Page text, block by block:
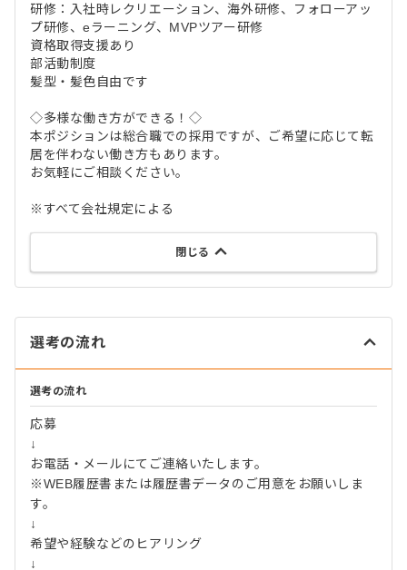
研修：入社時レクリエーション、海外研修、フォローアッ
プ研修、eラーニング、MVPツアー研修
資格取得支援あり
部活動制度
髪型・髪色自由です
◇多様な働き方ができる！◇
本ポジションは総合職での採用ですが、ご希望に応じて転
居を伴わない働き方もあります。
お気軽にご相談ください。
※すべて会社規定による
閉じる
選考の流れ
選考の流れ
応募
↓
お電話・メールにてご連絡いたします。
※WEB履歴書または履歴書データのご用意をお願いしま
す。
↓
希望や経験などのヒアリング
↓